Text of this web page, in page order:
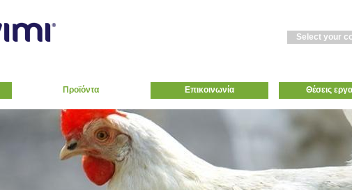
Select your
Προϊόντα Επικοινωνία Θέσεις